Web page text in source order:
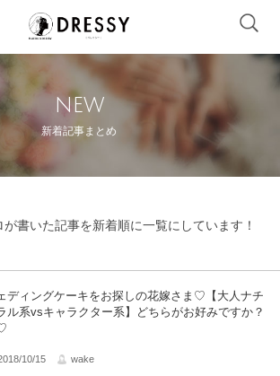
new
新着記事まとめ
書いた記事を新着順に一覧にしています！
ディングケーキをお探しの花嫁さま♡【大人ナチ
ル系vsキャラクター系】どちらがお好みですか？
10/15 wake